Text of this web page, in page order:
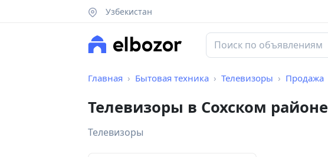
Узбекистан
Главная Бытовая техника Телевизоры Продажа
Телевизоры в Сохском районе
Телевизоры